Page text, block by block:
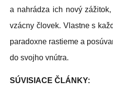
a nahrádza ich nový
vzácny človek. Vlastne s
paradoxne rastieme a
do svojho vnútra.
SÚVISIACE ČLÁNKY: